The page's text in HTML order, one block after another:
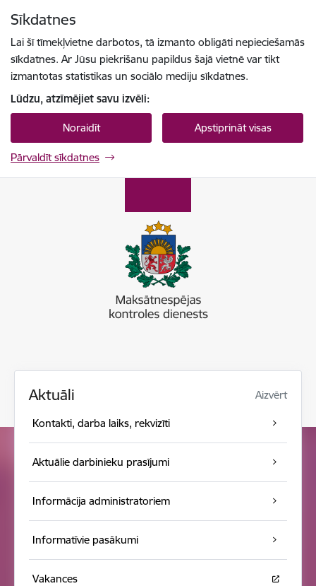
Sīkdatnes
Lai šī tīmekļvietne darbotos, tā izmanto obligāti nepieciešamās
sīkdatnes. Ar Jūsu piekrišanu papildus šajā vietnē var tikt
izmantotas statistikas un sociālo mediju sīkdatnes.
Lūdzu, atzīmējiet savu izvēli:
Noraidīt Apstiprināt visas
Pārvaldīt sīkdatnes
Aktuāli Aizvērt
Kontakti, darba laiks, rekvizīti
Aktuālie darbinieku prasījumi
Informācija administratoriem
Informatīvie pasākumi
Vakances